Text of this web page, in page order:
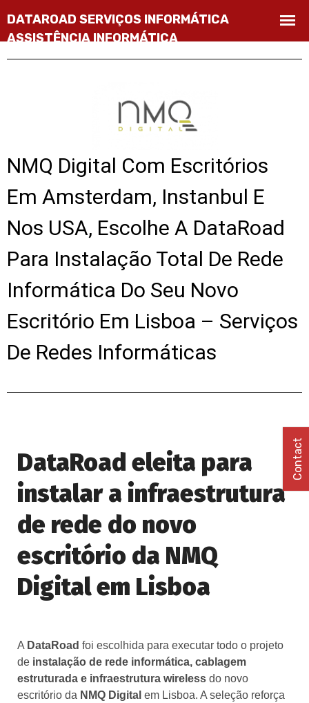
NMQ Digital Com Escritórios
Em Amsterdam, Instanbul E
Nos USA, Escolhe A DataRoad
Para Instalação Total De Rede
Informática Do Seu Novo
Escritório Em Lisboa – Serviços
De Redes Informáticas
DataRoad eleita para
instalar a infraestrutura
de rede do novo
escritório da NMQ
Digital em Lisboa
A DataRoad foi escolhida para executar todo o projeto
de instalação de rede informática, cablagem
estruturada e infraestrutura wireless do novo
escritório da NMQ Digital em Lisboa. A seleção reforça
Contact